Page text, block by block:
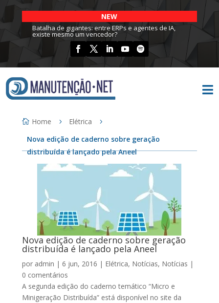
NEW
Batalha de gigantes: entre ERPs e agentes de IA,
existe mesmo um vencedor?

Home
Elétrica
Nova edição de caderno sobre geração
distribuída é lançado pela Aneel
Nova edição de caderno sobre geração
distribuída é lançado pela Aneel
por admin | 6 jun, 2016 | Elétrica, Notícias, Notícias |
0 comentários
A segunda edição do caderno temático “Micro e
Minigeração Distribuída” está disponível no site da